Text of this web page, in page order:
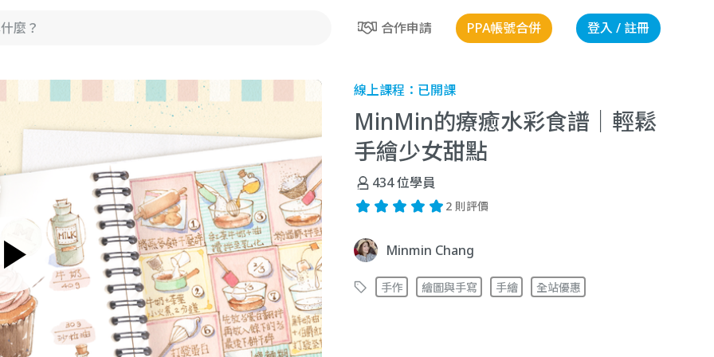
合作申請 PPA帳號合併 登入 / 註冊
線上課程： 已開課
MinMin的療癒水彩食譜｜輕鬆
手繪少女甜點
434位學員
2 則評價
Minmin Chang
手作 繪圖與手寫 手繪 全站優惠